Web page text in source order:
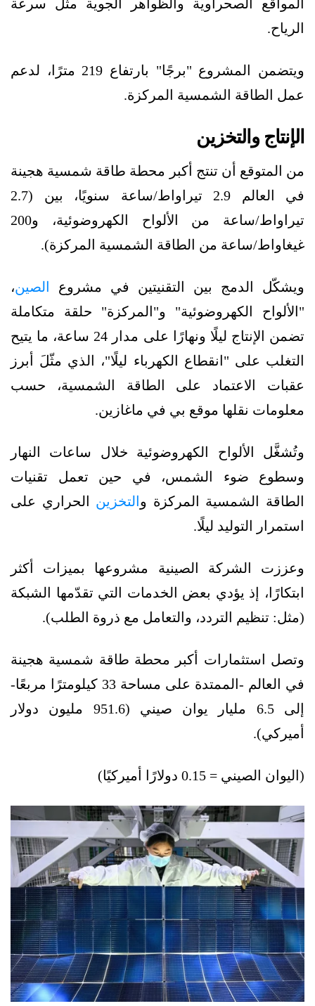
المواقع الصحراوية والظواهر الجوية مثل سرعة
الرياح.
ويتضمن المشروع "برجًا" بارتفاع 219 مترًا، لدعم
عمل الطاقة الشمسية المركزة.
الإنتاج والتخزين
من المتوقع أن تنتج أكبر محطة طاقة شمسية هجينة
في العالم 2.9 تيراواط/ساعة سنويًا، بين (2.7
تيراواط/ساعة من الألواح الكهروضوئية، و200
غيغاواط/ساعة من الطاقة الشمسية المركزة).
ويشكّل الدمج بين التقنيتين في مشروع الصين،
"الألواح الكهروضوئية" و"المركزة" حلقة متكاملة
تضمن الإنتاج ليلًا ونهارًا على مدار 24 ساعة، ما يتيح
التغلب على "انقطاع الكهرباء ليلًا"، الذي مثّلَ أبرز
عقبات الاعتماد على الطاقة الشمسية، حسب
معلومات نقلها موقع بي في ماغازين.
وتُشغَّل الألواح الكهروضوئية خلال ساعات النهار
وسطوع ضوء الشمس، في حين تعمل تقنيات
الطاقة الشمسية المركزة و التخزين الحراري على
استمرار التوليد ليلًا.
وعززت الشركة الصينية مشروعها بميزات أكثر
ابتكارًا، إذ يؤدي بعض الخدمات التي تقدّمها الشبكة
(مثل: تنظيم التردد، والتعامل مع ذروة الطلب).
وتصل استثمارات أكبر محطة طاقة شمسية هجينة
في العالم -الممتدة على مساحة 33 كيلومترًا مربعًا-
إلى 6.5 مليار يوان صيني (951.6 مليون دولار
أميركي).
(اليوان الصيني = 0.15 دولارًا أميركيًا)